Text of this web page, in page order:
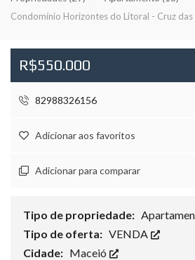
Condomínio Horizontes do Litoral - Cruz das
R$550.000
82988326156
Adicionar aos favoritos
Adicionar para comparar
Tipo de propriedade:
Tipo de oferta: VENDA
Cidade: Maceió